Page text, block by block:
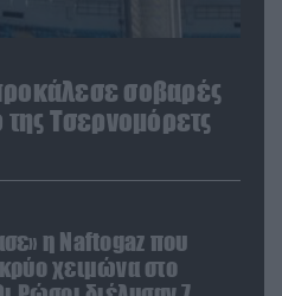
σοβαρές
Τσερνομόρετς
η Naftogaz που
χειμώνα στο